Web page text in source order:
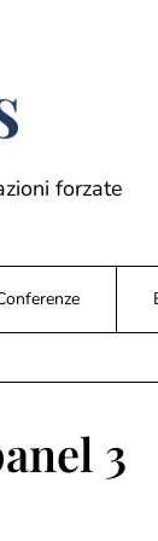
forzate
3